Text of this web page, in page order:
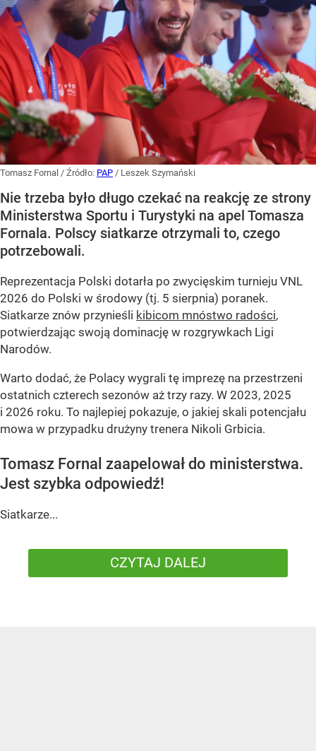
Tomasz Fornal / Źródło: PAP / Leszek Szymański
Nie trzeba było długo czekać na reakcję ze strony
Ministerstwa Sportu i Turystyki na apel Tomasza
Fornala. Polscy siatkarze otrzymali to, czego
potrzebowali.
Reprezentacja Polski dotarła po zwycięskim turnieju VNL
2026 do Polski w środowy (tj. 5 sierpnia) poranek.
Siatkarze znów przynieśli kibicom mnóstwo radości,
potwierdzając swoją dominację w rozgrywkach Ligi
Narodów.
Warto dodać, że Polacy wygrali tę imprezę na przestrzeni
ostatnich czterech sezonów aż trzy razy. W 2023, 2025
i 2026 roku. To najlepiej pokazuje, o jakiej skali potencjału
mowa w przypadku drużyny trenera Nikoli Grbicia.
Tomasz Fornal zaapelował do ministerstwa.
Jest szybka odpowiedź!
Siatkarze...
CZYTAJ DALEJ